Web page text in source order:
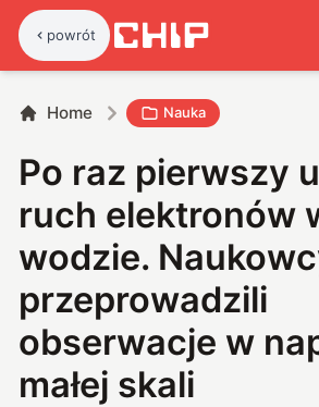
powrót
Home Nauka
Po raz pierwszy
ruch elektronów
wodzie.
przeprowadzili
obserwacje w
małej skali